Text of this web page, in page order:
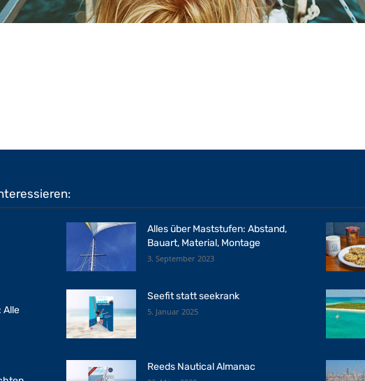
Alles über Maststufen: Abstand,
Bauart, Material, Montage
3. September 2023
Alle
Seefit statt seekrank
5. Januar 2025
Reeds Nautical Almanac